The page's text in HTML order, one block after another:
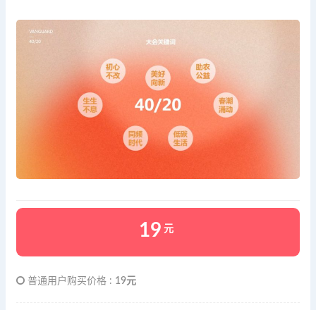
19 元
普通用户购买价格 : 19元